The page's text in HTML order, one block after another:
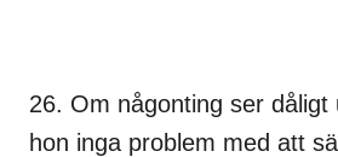
26. Om någonting ser
hon inga problem med att